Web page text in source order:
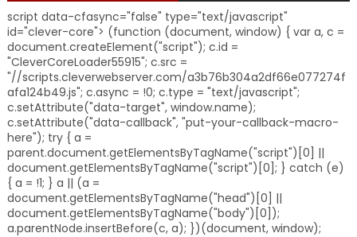
script data-cfasync="false" type="text/javascript"
id="clever-core"> (function (document, window) { var a, c =
document.createElement("script"); c.id =
"CleverCoreLoader55915"; c.src =
"//scripts.cleverwebserver.com/a3b76b304a2df66e077274f
afa124b49.js"; c.async = !0; c.type = "text/javascript";
c.setAttribute("data-target", window.name);
c.setAttribute("data-callback", "put-your-callback-macro-
here"); try { a =
parent.document.getElementsByTagName("script")[0] ||
document.getElementsByTagName("script")[0]; } catch (e)
{ a = !1; } a || (a =
document.getElementsByTagName("head")[0] ||
document.getElementsByTagName("body")[0]);
a.parentNode.insertBefore(c, a); })(document, window);